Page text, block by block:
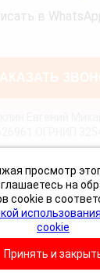
Политика Cookies
в
просмотр
на
cookie в
cookie
Принять и